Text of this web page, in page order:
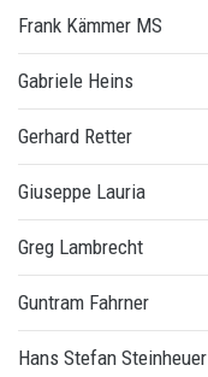
Frank Kämmer MS
Gabriele Heins
Gerhard Retter
Giuseppe Lauria
Greg Lambrecht
Guntram Fahrner
Hans Stefan Steinheuer